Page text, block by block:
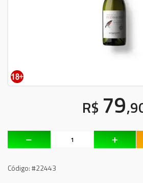
R$ 79
Código:#22443